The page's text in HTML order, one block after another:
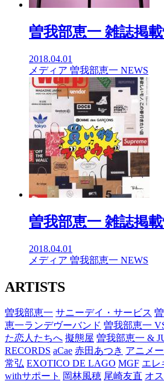
曽我部恵一 雑誌掲
2018.04.01
メディア 曽我部恵一 NEWS
曽我部恵一 雑誌掲
2018.04.01
メディア 曽我部恵一 NEWS
ARTISTS
曽我部恵一 サニーデイ・サービス
恵一ランデヴーバンド 曽我部恵一
た恋人たちへ 擬態屋 曽我部恵一 &
RECORDS aCae 赤田あつき アニメ
常弘 EXOTICO DE LAGO MGF エレ
withサポート 岡林風穂 尾崎友直 オ